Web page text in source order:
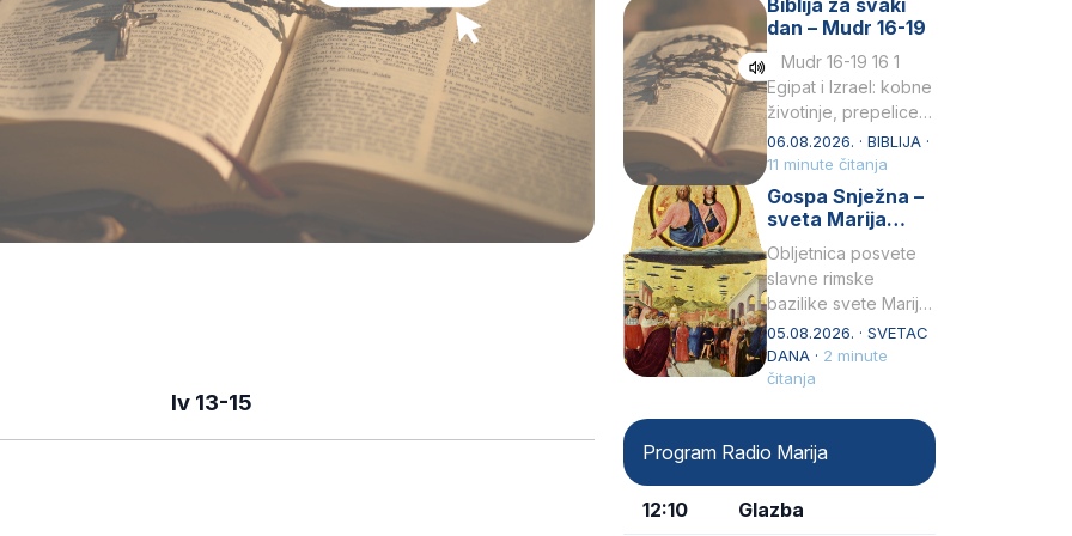
Iv 13-15
Petar u svojoj
drugoj…
Biblija za svaki
dan – Mudr 16-19
Mudr 16-19 16 1
Egipat i Izrael: kobne
životinje, prepelice
Zato bijahu
primjereno kažnjeni
sličnim životinjamai
mučeni mnoštvom
06.08.2026. · BIBLIJA ·
11 minute čitanja
Gospa Snježna –
sveta Marija
Velika, zaštitnica
rimske bazilike
Obljetnica posvete
slavne rimske
bazilike svete Marije
Velike (Santa Maria
Maggiore) u narodu
se slavi kao Gospa
05.08.2026. · SVETAC
DANA · 2 minute
čitanja
Program Radio Marija
12:10 Glazba